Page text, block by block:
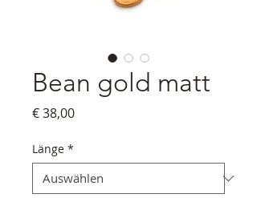
Bean gold matt
€ 38,00Preis
Länge *